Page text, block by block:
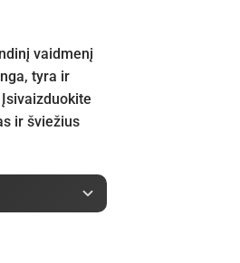
vaidmenį
tyra ir
ir šviežius